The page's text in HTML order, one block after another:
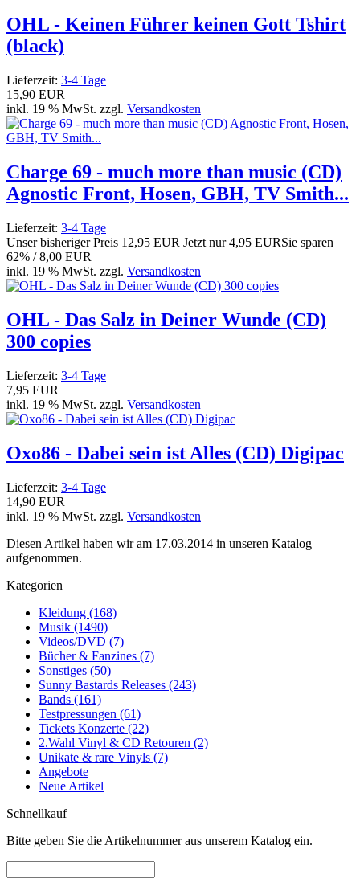
OHL - Keinen Führer keinen Gott Tshirt
(black)
Lieferzeit: 3-4 Tage
15,90 EUR
inkl. 19 % MwSt. zzgl. Versandkosten
Charge 69 - much more than music (CD)
Agnostic Front, Hosen, GBH, TV Smith...
Lieferzeit: 3-4 Tage
Unser bisheriger Preis 12,95 EUR Jetzt nur4,95 EURSie sparen
62% / 8,00 EUR
inkl. 19 % MwSt. zzgl. Versandkosten
OHL - Das Salz in Deiner Wunde (CD)
300 copies
Lieferzeit: 3-4 Tage
7,95 EUR
inkl. 19 % MwSt. zzgl. Versandkosten
Oxo86 - Dabei sein ist Alles (CD) Digipac
Lieferzeit: 3-4 Tage
14,90 EUR
inkl. 19 % MwSt. zzgl. Versandkosten
Diesen Artikel haben wir am 17.03.2014 in unseren Katalog
aufgenommen.
Kategorien
Kleidung (168)
Musik (1490)
Videos/DVD (7)
Bücher & Fanzines (7)
Sonstiges (50)
Sunny Bastards Releases (243)
Bands (161)
Testpressungen (61)
Tickets Konzerte (22)
2.Wahl Vinyl & CD Retouren (2)
Unikate & rare Vinyls (7)
Angebote
Neue Artikel
Schnellkauf
Bitte geben Sie die Artikelnummer aus unserem Katalog ein.